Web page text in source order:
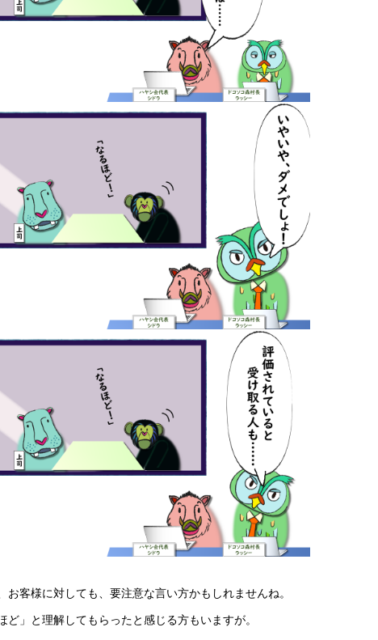
お客様に対しても、要注意な言い方かもしれませんね。
ど」と理解してもらったと感じる方もいますが。